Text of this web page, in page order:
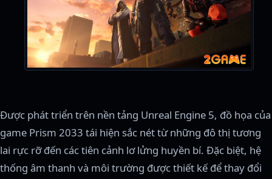
Được phát triển trên nền tảng Unreal Engine 5, đồ họa của
game Prism 2033 tái hiện sắc nét từ những đô thị tương
lai rực rỡ đến các tiên cảnh lơ lửng huyền bí. Đặc biệt, hệ
thống âm thanh và môi trường được thiết kế để thay đổi